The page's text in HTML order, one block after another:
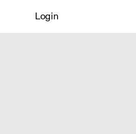
Login